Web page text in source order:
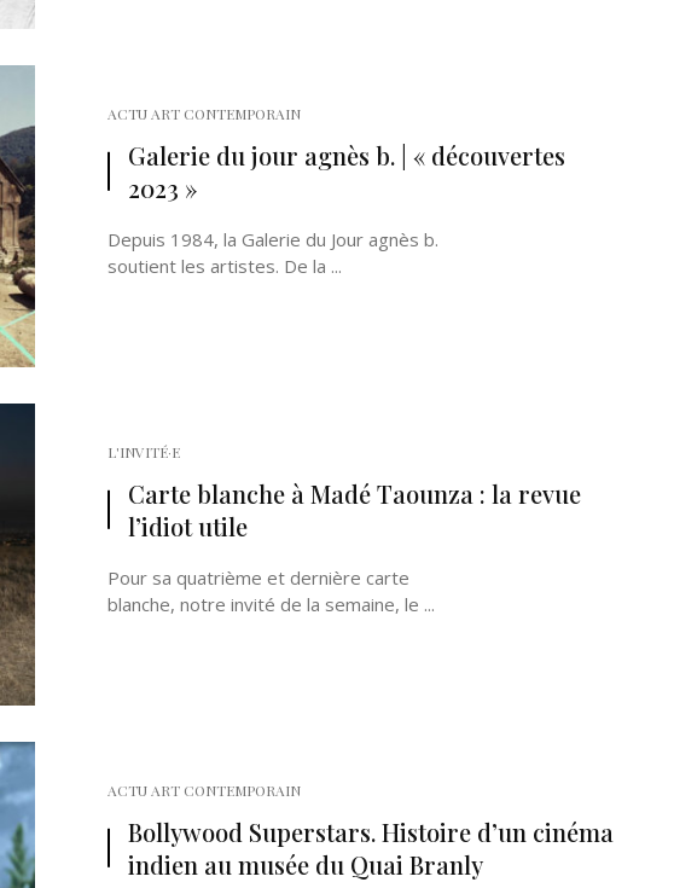
ACTU ART CONTEMPORAIN
Galerie du jour agnès b. | « découvertes
2023 »
Depuis 1984, la Galerie du Jour agnès b.
soutient les artistes. De la ...
L'INVITÉ·E
Carte blanche à Madé Taounza : la revue
l’idiot utile
Pour sa quatrième et dernière carte
blanche, notre invité de la semaine, le ...
ACTU ART CONTEMPORAIN
Bollywood Superstars. Histoire d’un cinéma
indien au musée du Quai Branly
Né un 2 juillet : André Kertész